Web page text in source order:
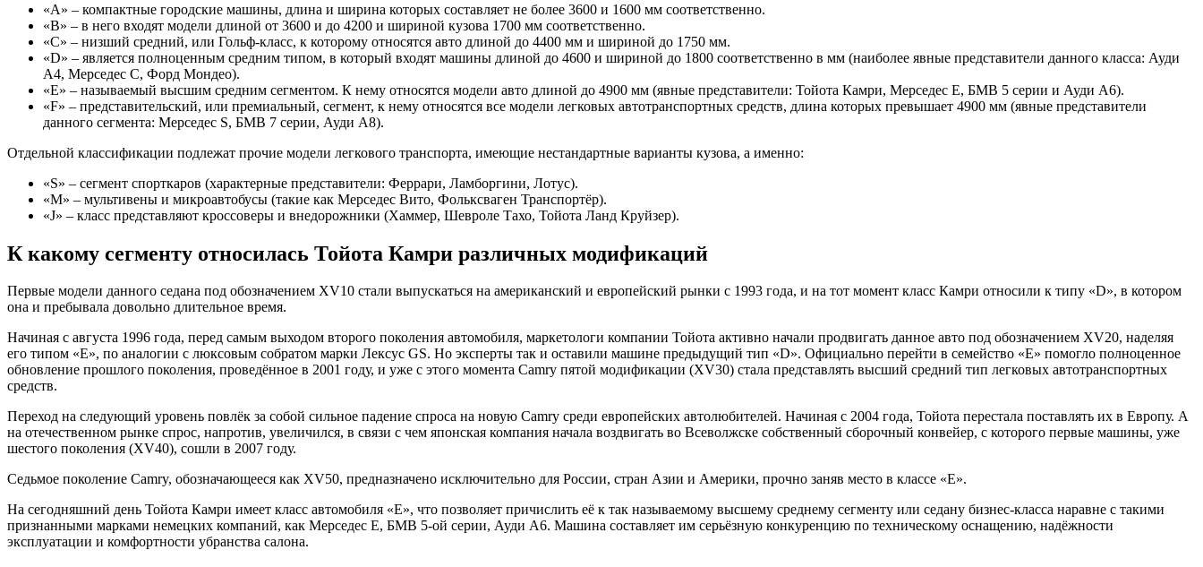
«А» – компактные городские машины, длина и ширина которых составляет не более 3600 и 1600 мм соответственно.
«В» – в него входят модели длиной от 3600 и до 4200 и шириной кузова 1700 мм соответственно.
«С» – низший средний, или Гольф-класс, к которому относятся авто длиной до 4400 мм и шириной до 1750 мм.
«D» – является полноценным средним типом, в который входят машины длиной до 4600 и шириной до 1800 соответственно в мм (наиболее явные представители данного класса: Ауди
А4, Мерседес С, Форд Мондео).
«Е» – называемый высшим средним сегментом. К нему относятся модели авто длиной до 4900 мм (явные представители: Тойота Камри, Мерседес Е, БМВ 5 серии и Ауди А6).
«F» – представительский, или премиальный, сегмент, к нему относятся все модели легковых автотранспортных средств, длина которых превышает 4900 мм (явные представители
данного сегмента: Мерседес S, БМВ 7 серии, Ауди А8).
Отдельной классификации подлежат прочие модели легкового транспорта, имеющие нестандартные варианты кузова, а именно:
«S» – сегмент спорткаров (характерные представители: Феррари, Ламборгини, Лотус).
«M» – мультивены и микроавтобусы (такие как Мерседес Вито, Фольксваген Транспортёр).
«J» – класс представляют кроссоверы и внедорожники (Хаммер, Шевроле Тахо, Тойота Ланд Круйзер).
К какому сегменту относилась Тойота Камри различных модификаций
Первые модели данного седана под обозначением XV10 стали выпускаться на американский и европейский рынки с 1993 года, и на тот момент класс Камри относили к типу «D», в котором
она и пребывала довольно длительное время.
Начиная с августа 1996 года, перед самым выходом второго поколения автомобиля, маркетологи компании Тойота активно начали продвигать данное авто под обозначением XV20, наделяя
его типом «Е», по аналогии с люксовым собратом марки Лексус GS. Но эксперты так и оставили машине предыдущий тип «D». Официально перейти в семейство «Е» помогло полноценное
обновление прошлого поколения, проведённое в 2001 году, и уже с этого момента Camry пятой модификации (XV30) стала представлять высший средний тип легковых автотранспортных
средств.
Переход на следующий уровень повлёк за собой сильное падение спроса на новую Camry среди европейских автолюбителей. Начиная с 2004 года, Тойота перестала поставлять их в Европу. А
на отечественном рынке спрос, напротив, увеличился, в связи с чем японская компания начала воздвигать во Всеволжске собственный сборочный конвейер, с которого первые машины, уже
шестого поколения (XV40), сошли в 2007 году.
Седьмое поколение Camry, обозначающееся как XV50, предназначено исключительно для России, стран Азии и Америки, прочно заняв место в классе «Е».
На сегодняшний день Тойота Камри имеет класс автомобиля «Е», что позволяет причислить её к так называемому высшему среднему сегменту или седану бизнес-класса наравне с такими
признанными марками немецких компаний, как Мерседес Е, БМВ 5-ой серии, Ауди А6. Машина составляет им серьёзную конкуренцию по техническому оснащению, надёжности
эксплуатации и комфортности убранства салона.